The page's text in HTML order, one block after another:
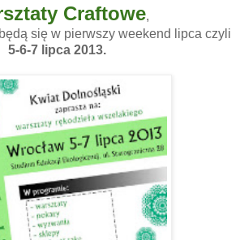
Craftowe,
się w pierwszy weekend lipca czyli
5-6-7 lipca 2013.